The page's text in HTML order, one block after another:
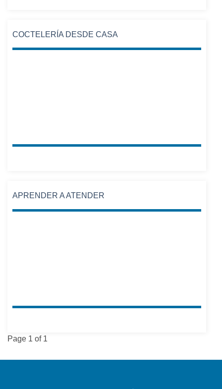
COCTELERÍA DESDE CASA
APRENDER A ATENDER
Page 1 of 1